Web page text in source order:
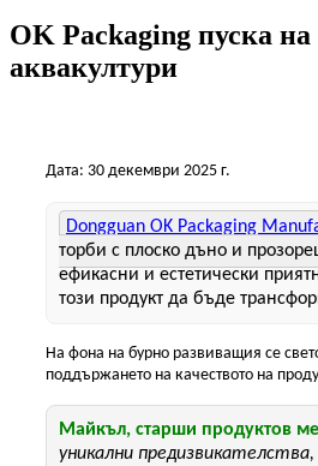
OK Packaging пуска на
аквакултури
Дата: 30 декември 2025 г.
Dongguan OK Packaging
торби с плоско дъно и
ефикасни и естетически
този продукт да бъде
На фона на бурно развиващия се
поддържането на качеството на
Майкъл, старши продуктов
уникални